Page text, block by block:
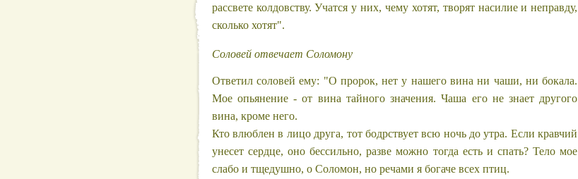
рассвете колдовству. Учатся у них, чему хотят, творят насилие и неправду,
сколько хотят".
Соловей отвечает Соломону
Ответил соловей ему: "О пророк, нет у нашего вина ни чаши, ни бокала.
Мое опьянение - от вина тайного значения. Чаша его не знает другого
вина, кроме него.
Кто влюблен в лицо друга, тот бодрствует всю ночь до утра. Если кравчий
унесет сердце, оно бессильно, разве можно тогда есть и спать? Тело мое
слабо и тщедушно, о Соломон, но речами я богаче всех птиц.